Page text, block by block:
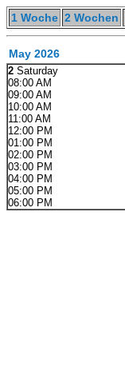
1 Woche 2 Wochen
May 2026
2 Saturday
08:00 AM
09:00 AM
10:00 AM
11:00 AM
12:00 PM
01:00 PM
02:00 PM
03:00 PM
04:00 PM
05:00 PM
06:00 PM